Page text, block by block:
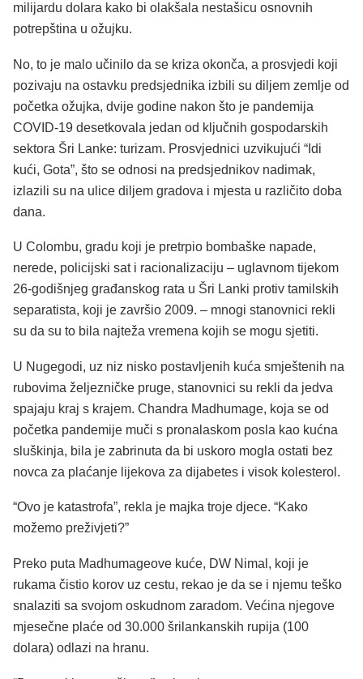
milijardu dolara kako bi olakšala nestašicu osnovnih
potrepština u ožujku.
No, to je malo učinilo da se kriza okonča, a prosvjedi koji
pozivaju na ostavku predsjednika izbili su diljem zemlje od
početka ožujka, dvije godine nakon što je pandemija
COVID-19 desetkovala jedan od ključnih gospodarskih
sektora Šri Lanke: turizam. Prosvjednici uzvikujući “Idi
kući, Gota”, što se odnosi na predsjednikov nadimak,
izlazili su na ulice diljem gradova i mjesta u različito doba
dana.
U Colombu, gradu koji je pretrpio bombaške napade,
nerede, policijski sat i racionalizaciju – uglavnom tijekom
26-godišnjeg građanskog rata u Šri Lanki protiv tamilskih
separatista, koji je završio 2009. – mnogi stanovnici rekli
su da su to bila najteža vremena kojih se mogu sjetiti.
U Nugegodi, uz niz nisko postavljenih kuća smještenih na
rubovima željezničke pruge, stanovnici su rekli da jedva
spajaju kraj s krajem. Chandra Madhumage, koja se od
početka pandemije muči s pronalaskom posla kao kućna
sluškinja, bila je zabrinuta da bi uskoro mogla ostati bez
novca za plaćanje lijekova za dijabetes i visok kolesterol.
“Ovo je katastrofa”, rekla je majka troje djece. “Kako
možemo preživjeti?”
Preko puta Madhumageove kuće, DW Nimal, koji je
rukama čistio korov uz cestu, rekao je da se i njemu teško
snalaziti sa svojom oskudnom zaradom. Većina njegove
mjesečne plaće od 30.000 šrilankanskih rupija (100
dolara) odlazi na hranu.